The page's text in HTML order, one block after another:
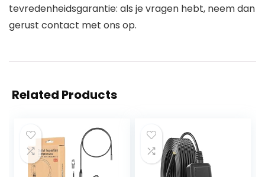
tevredenheidsgarantie: als je vragen hebt, neem dan
gerust contact met ons op.
Related Products